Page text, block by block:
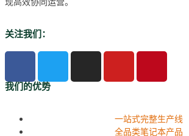
关注我们：
我们的优势
一站式完整生产线
全品类笔记本产品